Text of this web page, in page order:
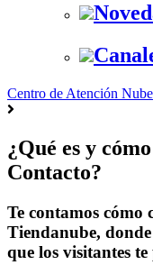
Centro de Atención Nube
¿Qué es y
Contacto?
Te contamos
Tiendanube,
que los visitantes